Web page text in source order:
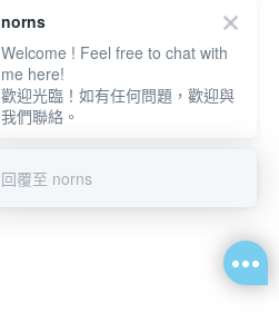
norns
Welcome ! Feel free to chat with
me here!
歡迎光臨！如有任何問題，歡迎與
我們聯絡。
回覆至 norns